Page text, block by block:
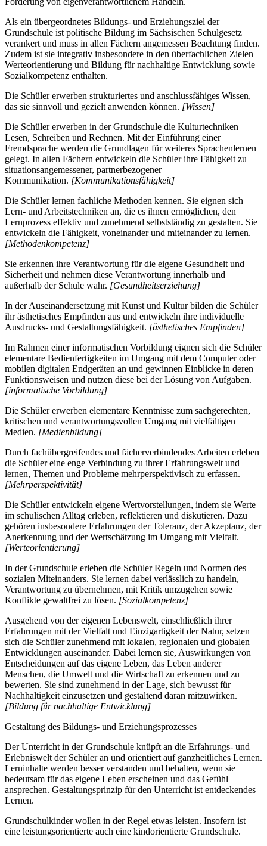
Als ein übergeordnetes Bildungs- und Erziehungsziel der
Grundschule ist politische Bildung im Sächsischen Schulgesetz
verankert und muss in allen Fächern angemessen Beachtung finden.
Zudem ist sie integrativ insbesondere in den überfachlichen Zielen
Werteorientierung und Bildung für nachhaltige Entwicklung sowie
Sozialkompetenz enthalten.
Die Schüler erwerben strukturiertes und anschlussfähiges Wissen,
das sie sinnvoll und gezielt anwenden können. [Wissen]
Die Schüler erwerben in der Grundschule die Kulturtechniken
Lesen, Schreiben und Rechnen. Mit der Einführung einer
Fremdsprache werden die Grundlagen für weiteres Sprachenlernen
gelegt. In allen Fächern entwickeln die Schüler ihre Fähigkeit zu
situationsangemessener, partnerbezogener
Kommunikation. [Kommunikationsfähigkeit]
Die Schüler lernen fachliche Methoden kennen. Sie eignen sich
Lern- und Arbeitstechniken an, die es ihnen ermöglichen, den
Lernprozess effektiv und zunehmend selbstständig zu gestalten. Sie
entwickeln die Fähigkeit, voneinander und miteinander zu lernen.
[Methodenkompetenz]
Sie erkennen ihre Verantwortung für die eigene Gesundheit und
Sicherheit und nehmen diese Verantwortung innerhalb und
außerhalb der Schule wahr. [Gesundheitserziehung]
In der Auseinandersetzung mit Kunst und Kultur bilden die Schüler
ihr ästhetisches Empfinden aus und entwickeln ihre individuelle
Ausdrucks- und Gestaltungsfähigkeit. [ästhetisches Empfinden]
Im Rahmen einer informatischen Vorbildung eignen sich die Schüler
elementare Bedienfertigkeiten im Umgang mit dem Computer oder
mobilen digitalen Endgeräten an und gewinnen Einblicke in deren
Funktionsweisen und nutzen diese bei der Lösung von Aufgaben.
[informatische Vorbildung]
Die Schüler erwerben elementare Kenntnisse zum sachgerechten,
kritischen und verantwortungsvollen Umgang mit vielfältigen
Medien. [Medienbildung]
Durch fachübergreifendes und fächerverbindendes Arbeiten erleben
die Schüler eine enge Verbindung zu ihrer Erfahrungswelt und
lernen, Themen und Probleme mehrperspektivisch zu erfassen.
[Mehrperspektivität]
Die Schüler entwickeln eigene Wertvorstellungen, indem sie Werte
im schulischen Alltag erleben, reflektieren und diskutieren. Dazu
gehören insbesondere Erfahrungen der Toleranz, der Akzeptanz, der
Anerkennung und der Wertschätzung im Umgang mit Vielfalt.
[Werteorientierung]
In der Grundschule erleben die Schüler Regeln und Normen des
sozialen Miteinanders. Sie lernen dabei verlässlich zu handeln,
Verantwortung zu übernehmen, mit Kritik umzugehen sowie
Konflikte gewaltfrei zu lösen. [Sozialkompetenz]
Ausgehend von der eigenen Lebenswelt, einschließlich ihrer
Erfahrungen mit der Vielfalt und Einzigartigkeit der Natur, setzen
sich die Schüler zunehmend mit lokalen, regionalen und globalen
Entwicklungen auseinander. Dabei lernen sie, Auswirkungen von
Entscheidungen auf das eigene Leben, das Leben anderer
Menschen, die Umwelt und die Wirtschaft zu erkennen und zu
bewerten. Sie sind zunehmend in der Lage, sich bewusst für
Nachhaltigkeit einzusetzen und gestaltend daran mitzuwirken.
[Bildung für nachhaltige Entwicklung]
Gestaltung des Bildungs- und Erziehungsprozesses
Der Unterricht in der Grundschule knüpft an die Erfahrungs- und
Erlebniswelt der Schüler an und orientiert auf ganzheitliches Lernen.
Lerninhalte werden besser verstanden und behalten, wenn sie
bedeutsam für das eigene Leben erscheinen und das Gefühl
ansprechen. Gestaltungsprinzip für den Unterricht ist entdeckendes
Lernen.
Grundschulkinder wollen in der Regel etwas leisten. Insofern ist
eine leistungsorientierte auch eine kindorientierte Grundschule.